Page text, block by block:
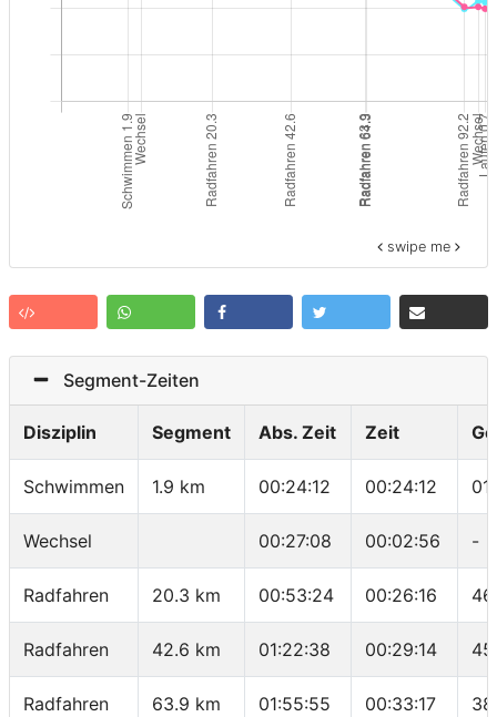
swipe me
Segment-Zeiten
Disziplin Segment Abs. Zeit Zeit
Schwimmen 1.9 km 00:24:12 00:24:12
Wechsel 00:27:08 00:02:56 -
Radfahren 20.3 km 00:53:24 00:26:16
Radfahren 42.6 km 01:22:38 00:29:14
Radfahren 63.9 km 01:55:55 00:33:17